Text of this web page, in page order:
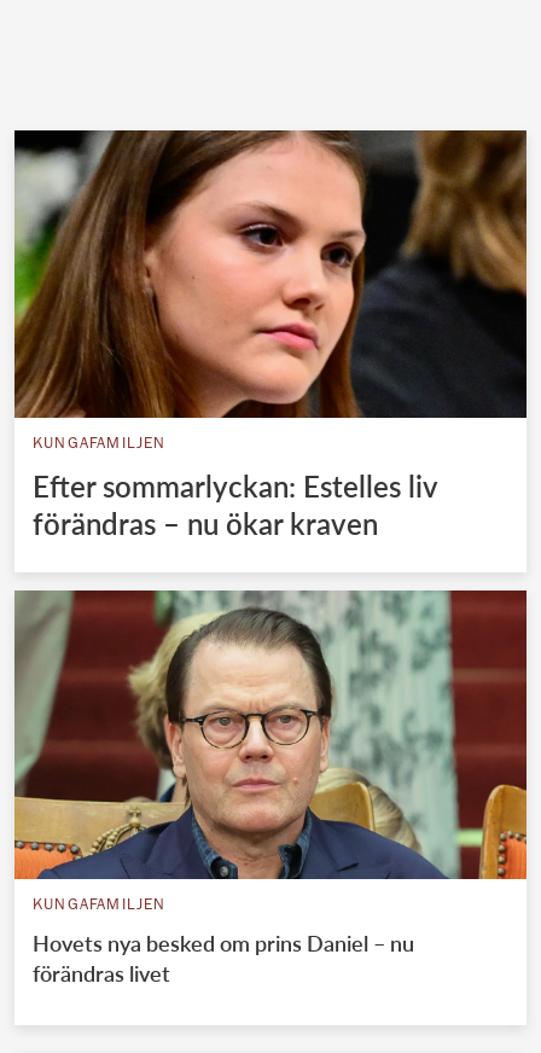
KUNGAFAMILJEN
Efter sommarlyckan: Estelles liv
förändras – nu ökar kraven
KUNGAFAMILJEN
Hovets nya besked om prins Daniel – nu
förändras livet